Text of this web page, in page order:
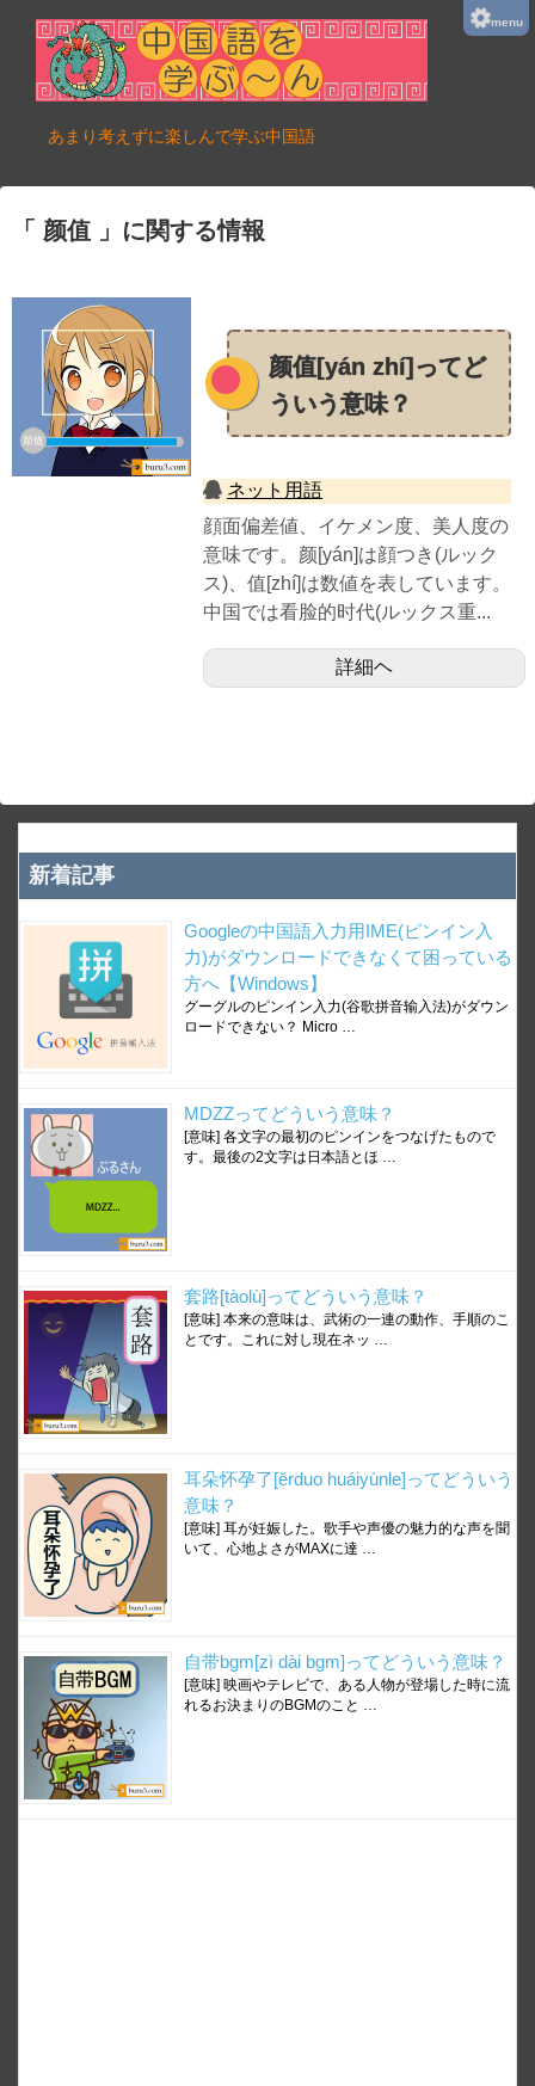
menu
あまり考えずに楽しんで学ぶ中国語
颜值 に関する情報
颜值[yán zhí]ってど
ういう意味？
ネット用語
顔面偏差値、イケメン度、美人度の
意味です。颜[yán]は顔つき(ルック
ス)、值[zhí]は数値を表しています。
中国では看脸的时代(ルックス重...
詳細ヘ
新着記事
Googleの中国語入力用IME(ピンイン入
力)がダウンロードできなくて困っている
方へ【Windows】
グーグルのピンイン入力(谷歌拼音输入法)がダウン
ロードできない？ Micro …
MDZZってどういう意味？
[意味] 各文字の最初のピンインをつなげたもので
す。最後の2文字は日本語とほ …
套路[tàolù]ってどういう意味？
[意味] 本来の意味は、武術の一連の動作、手順のこ
とです。これに対し現在ネッ …
耳朵怀孕了[ěrduo huáiyùnle]ってどういう
意味？
[意味] 耳が妊娠した。歌手や声優の魅力的な声を聞
いて、心地よさがMAXに達 …
自带bgm[zì dài bgm]ってどういう意味？
[意味] 映画やテレビで、ある人物が登場した時に流
れるお決まりのBGMのこと …